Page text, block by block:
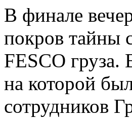
В финале
покров тайны
FESCO груза.
на которой
сотрудников